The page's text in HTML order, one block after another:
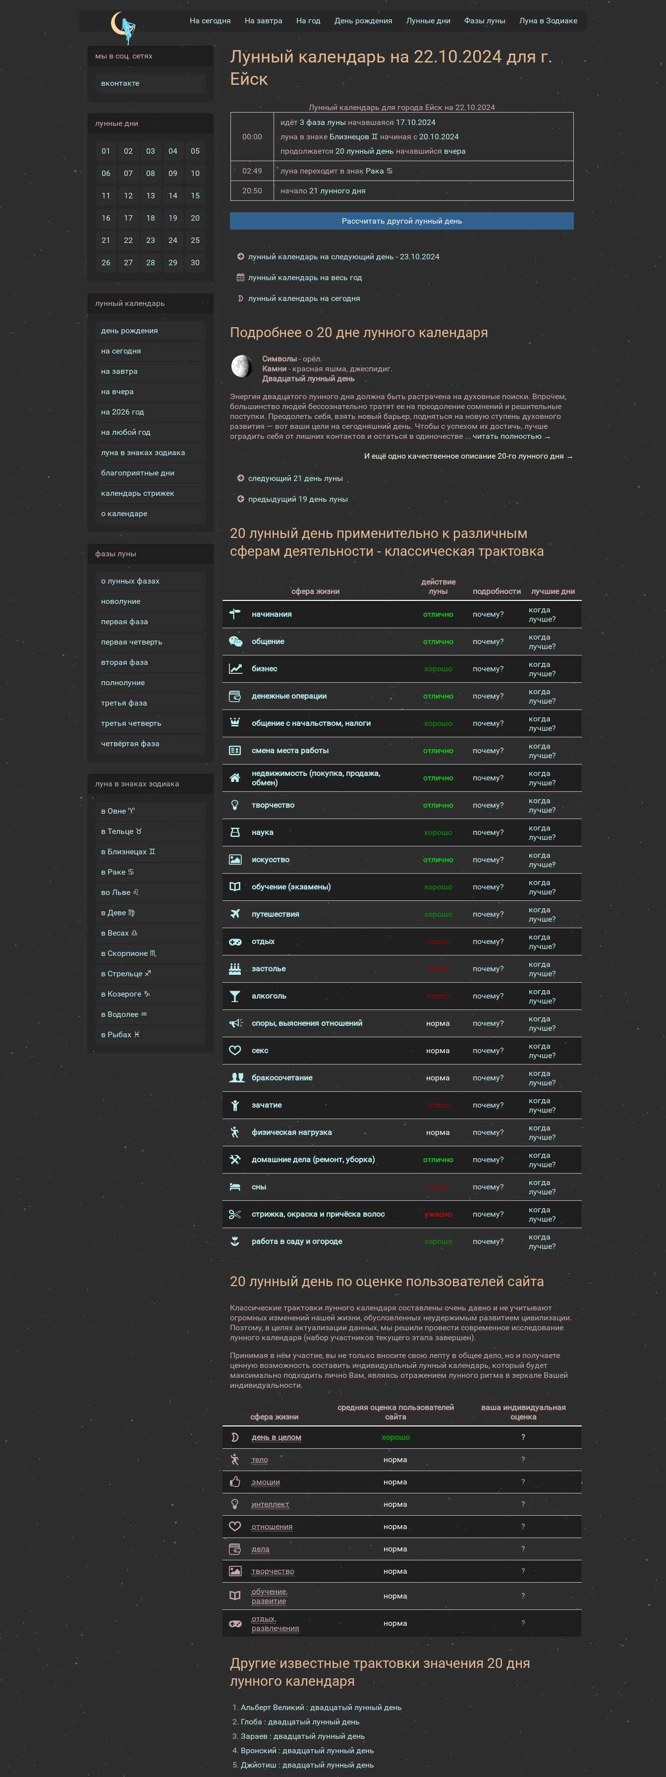
На сегодня На завтра На год День рождения Лунные дни Фазы луны Луна в Зодиаке
мы в соц. сетях
вконтакте
лунные дни
01 02 03 04 05
06 07 08 09 10
11 12 13 14 15
16 17 18 19 20
21 22 23 24 25
26 27 28 29 30
лунный календарь
день рождения
на сегодня
на завтра
на вчера
на 2026 год
на любой год
луна в знаках зодиака
благоприятные дни
календарь стрижек
о календаре
фазы луны
о лунных фазах
новолуние
первая фаза
первая четверть
вторая фаза
полнолуние
третья фаза
третья четверть
четвёртая фаза
луна в знаках зодиака
в Овне ♈
в Тельце ♉
в Близнецах ♊
в Раке ♋
во Льве ♌
в Деве ♍
в Весах ♎
в Скорпионе ♏
в Стрельце ♐
в Козероге ♑
в Водолее ♒
в Рыбах ♓
Лунный календарь на 22.10.2024 для г.
Ейск
Лунный календарь для города Ейск на 22.10.2024
00:00
идёт 3 фаза луны начавшаяся 17.10.2024
луна в знаке Близнецов ♊ начиная с 20.10.2024
продолжается 20 лунный день начавшийся вчера
02:49 луна переходит в знак Рака ♋
20:50 начало 21 лунного дня
Рассчитать другой лунный день
лунный календарь на следующий день - 23.10.2024
лунный календарь на весь год
лунный календарь на сегодня
Подробнее о 20 дне лунного календаря
Символы - орёл.
Камни - красная яшма, джеспидиг.
Двадцатый лунный день
Энергия двадцатого лунного дня должна быть растрачена на духовные поиски. Впрочем,
большинство людей бессознательно тратят ее на преодоление сомнений и решительные
поступки. Преодолеть себя, взять новый барьер, подняться на новую ступень духовного
развития — вот ваши цели на сегодняшний день. Чтобы с успехом их достичь, лучше
оградить себя от лишних контактов и остаться в одиночестве ...читать полностью →
И ещё одно качественное описание 20-го лунного дня →
следующий 21 день луны
предыдущий 19 день луны
20 лунный день применительно к различным
сферам деятельности - классическая трактовка
сфера жизни
действие
луны
подробности лучшие дни
начинания отлично почему?
когда
лучше?
общение отлично почему?
когда
лучше?
бизнес хорошо почему?
когда
лучше?
денежные операции отлично почему?
когда
лучше?
общение с начальством, налоги хорошо почему?
когда
лучше?
смена места работы отлично почему?
когда
лучше?
недвижимость (покупка, продажа,
обмен)
отлично почему?
когда
лучше?
творчество отлично почему?
когда
лучше?
наука хорошо почему?
когда
лучше?
искусство отлично почему?
когда
лучше?
обучение (экзамены) хорошо почему?
когда
лучше?
путешествия хорошо почему?
когда
лучше?
отдых плохо почему?
когда
лучше?
застолье плохо почему?
когда
лучше?
алкоголь плохо почему?
когда
лучше?
споры, выяснения отношений норма почему?
когда
лучше?
секс норма почему?
когда
лучше?
бракосочетание норма почему?
когда
лучше?
зачатие плохо почему?
когда
лучше?
физическая нагрузка норма почему?
когда
лучше?
домашние дела (ремонт, уборка) отлично почему?
когда
лучше?
сны плохо почему?
когда
лучше?
стрижка, окраска и причёска волос ужасно почему?
когда
лучше?
работа в саду и огороде хорошо почему?
когда
лучше?
20 лунный день по оценке пользователей сайта
Классические трактовки лунного календаря составлены очень давно и не учитывают
огромных изменений нашей жизни, обусловленных неудержимым развитием цивилизации.
Поэтому, в целях актуализации данных, мы решили провести современное исследование
лунного календаря (набор участников текущего этапа завершен).
Принимая в нём участие, вы не только вносите свою лепту в общее дело, но и получаете
ценную возможность составить индивидуальный лунный календарь, который будет
максимально подходить лично Вам, являясь отражением лунного ритма в зеркале Вашей
индивидуальности.
сфера жизни
средняя оценка пользователей
сайта
ваша индивидуальная
оценка
день в целом хорошо ?
тело норма ?
эмоции норма ?
интеллект норма ?
отношения норма ?
дела норма ?
творчество норма ?
обучение,
развитие
норма ?
отдых,
развлечения
норма ?
Другие известные трактовки значения 20 дня
лунного календаря
Альберт Великий : двадцатый лунный день
Глоба : двадцатый лунный день
Зараев : двадцатый лунный день
Вронский : двадцатый лунный день
Джйотиш : двадцатый лунный день